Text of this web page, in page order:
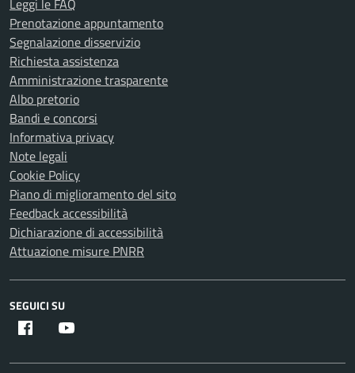
Leggi le FAQ
Prenotazione appuntamento
Segnalazione disservizio
Richiesta assistenza
Amministrazione trasparente
Albo pretorio
Bandi e concorsi
Informativa privacy
Note legali
Cookie Policy
Piano di miglioramento del sito
Feedback accessibilità
Dichiarazione di accessibilità
Attuazione misure PNRR
SEGUICI SU
Facebook